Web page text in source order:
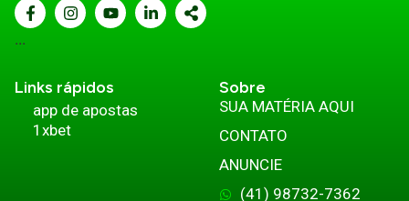
...
Links rápidos
app de apostas
1xbet
Sobre
SUA MATÉRIA AQUI
CONTATO
ANUNCIE
(41) 98732-7362